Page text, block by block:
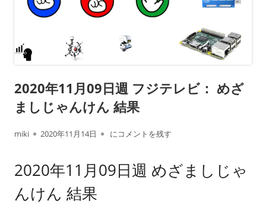
2020年11月09日週 フジテレビ： めざ
ましじゃんけん 結果
作
者
miki
公
日
2020年11月14日 2020年11月09日週 フジテレビ： めざましじ
にコメントを残す
2020年11月09日週 めざましじゃ
んけん 結果